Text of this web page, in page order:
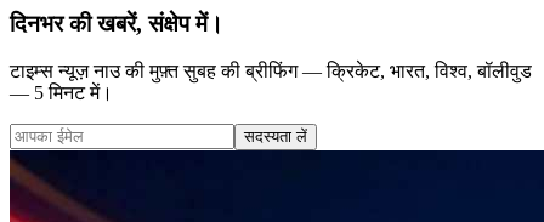
दिनभर की खबरें, संक्षेप में।
टाइम्स न्यूज़ नाउ की मुफ़्त सुबह की ब्रीफिंग — क्रिकेट, भारत, विश्व, बॉलीवुड
— 5 मिनट में।
सदस्यता लें